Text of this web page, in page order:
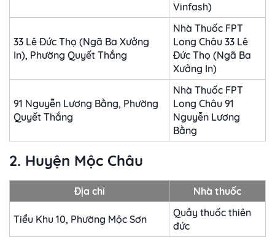
Vinfash)
33 Lê Đức Thọ (Ngã Ba Xưởng
In), Phường Quyết Thắng
Nhà Thuốc FPT
Long Châu 33 Lê
Đức Thọ (Ngã Ba
Xưởng In)
91 Nguyễn Lương Bằng, Phường
Quyết Thắng
Nhà Thuốc FPT
Long Châu 91
Nguyễn Lương
Bằng
2. Huyện Mộc Châu
Địa chỉ Nhà thuốc
Tiểu Khu 10, Phường Mộc Sơn
Quầy thuốc thiên
đức